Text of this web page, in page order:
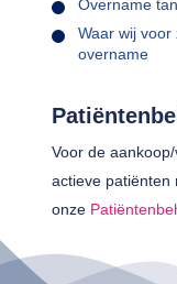
Overname
Waar wij
overname
Voor de
actieve patiënten
onze